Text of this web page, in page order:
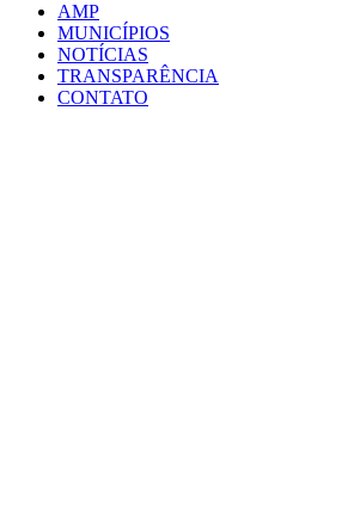
AMP
MUNICÍPIOS
NOTÍCIAS
TRANSPARÊNCIA
CONTATO